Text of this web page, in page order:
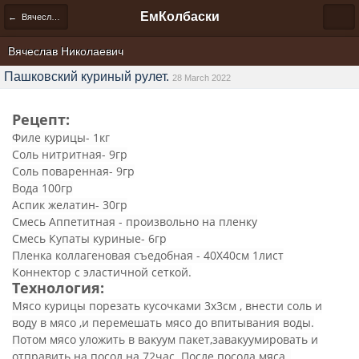
← Вячеслав Николаевич ЕмКолбаски
Вячеслав Николаевич
Пашковский куриный рулет. 28 March 2022
Рецепт:
Филе курицы- 1кг
Соль нитритная- 9гр
Соль поваренная- 9гр
Вода 100гр
Аспик желатин- 30гр
Смесь Аппетитная - произвольно на пленку
Смесь Купаты куриные- 6гр
Пленка коллагеновая съедобная - 40Х40см 1лист
Коннектор с эластичной сеткой.
Технология:
Мясо курицы порезать кусочками 3х3см , внести соль и
воду в мясо ,и перемешать мясо до впитывания воды.
Потом мясо уложить в вакуум пакет,завакуумировать и